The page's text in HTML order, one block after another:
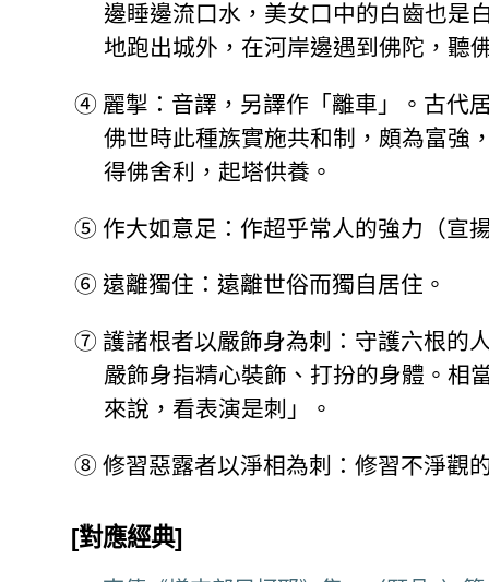
邊睡邊流口水，美女口中的白齒也是
地跑出城外，在河岸邊遇到佛陀，聽
④ 麗掣：音譯，另譯作「離車」。古代
佛世時此種族實施共和制，頗為富強
得佛舍利，起塔供養。
⑤ 作大如意足：作超乎常人的強力（宣
⑥ 遠離獨住：遠離世俗而獨自居住。
⑦ 護諸根者以嚴飾身為刺：守護六根的
嚴飾身指精心裝飾、打扮的身體。相
來說，看表演是刺」。
⑧ 修習惡露者以淨相為刺：修習不淨觀
[對應經典]